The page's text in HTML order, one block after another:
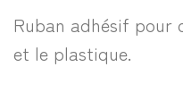
Ruban adhésif pour
et le plastique.